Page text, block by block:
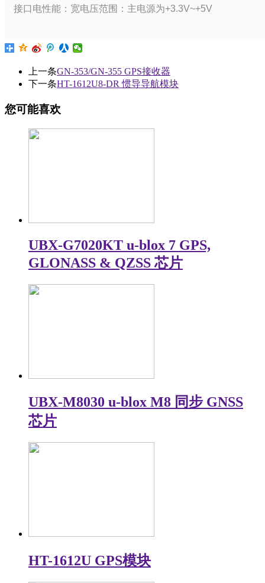
接口电性能：宽电压范围：主电源为+3.3V~+5V
上一条GN-353/GN-355 GPS接收器
下一条HT-1612U8-DR 惯导导航模块
您可能喜欢
UBX-G7020KT u-blox 7 GPS,
GLONASS & QZSS 芯片
UBX-M8030 u-blox M8 同步 GNSS
芯片
HT-1612U GPS模块